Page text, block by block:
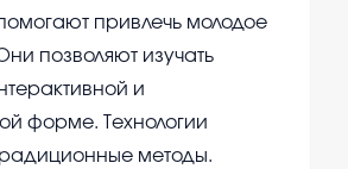
привлечь молодое
позволяют изучать
и
форме. Технологии
методы.